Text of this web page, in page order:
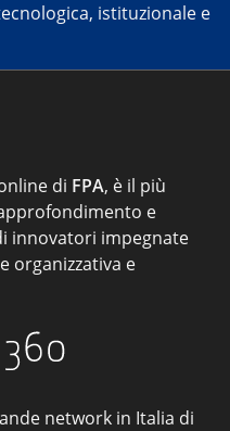
istituzionale e
di FPA, è il più
e
innovatori impegnate
organizzativa e
network in Italia di